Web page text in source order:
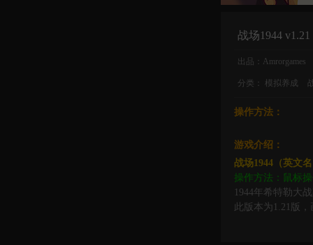
战场1944 v1.21
出品：Amrorgames
分类： 模拟养成
操作方法：
游戏介绍：
战场1944（英文
操作方法：鼠标
1944年希特勒大
此版本为1.21版